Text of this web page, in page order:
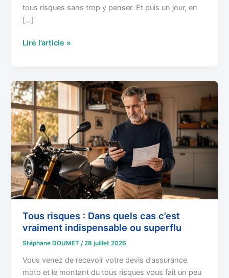
tous risques sans trop y penser. Et puis un jour, en
[…]
Lire l’article »
Tous risques : Dans quels cas c’est
vraiment indispensable ou superflu
Stéphane DOUMET/28 juillet 2026
Vous venez de recevoir votre devis d’assurance
moto et le montant du tous risques vous fait un peu
Tous
risques
:
Dans
quels
cas
c’est
vraiment
indispensable
ou